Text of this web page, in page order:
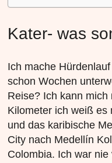
Kater- was
Ich mache
schon Wochen
Reise? Ich kann
Kilometer ich weiß es
und das karibische
City nach Medellín
Colombia. Ich war